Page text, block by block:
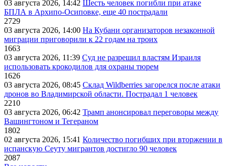
03 августа 2026, 14:42 Шесть человек погибли при атаке
БПЛА в Архипо-Осиповке, еще 40 пострадали
2729
03 августа 2026, 14:00 На Кубани организаторов незаконной
миграции приговорили к 22 годам на троих
1663
03 августа 2026, 11:39 Суд не разрешил властям Израиля
использовать крокодилов для охраны тюрем
1626
03 августа 2026, 08:45 Склад Wildberries загорелся после атаки
дронов во Владимирской области. Пострадал 1 человек
2210
03 августа 2026, 06:42 Трамп анонсировал переговоры между
Вашингтоном и Тегераном
1802
02 августа 2026, 15:41 Количество погибших при вторжении в
испанскую Сеуту мигрантов достигло 90 человек
2087